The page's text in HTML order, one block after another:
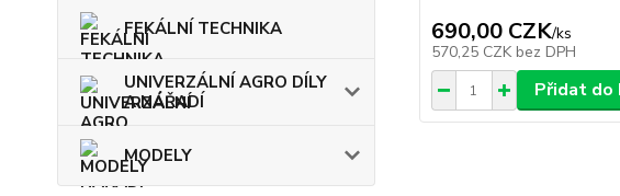
FEKÁLNÍ TECHNIKA
UNIVERZÁLNÍ AGRO DÍLY
A NÁŘADÍ
MODELY
690,00 CZK/ks
570,25 CZK bez DPH
Přidat do